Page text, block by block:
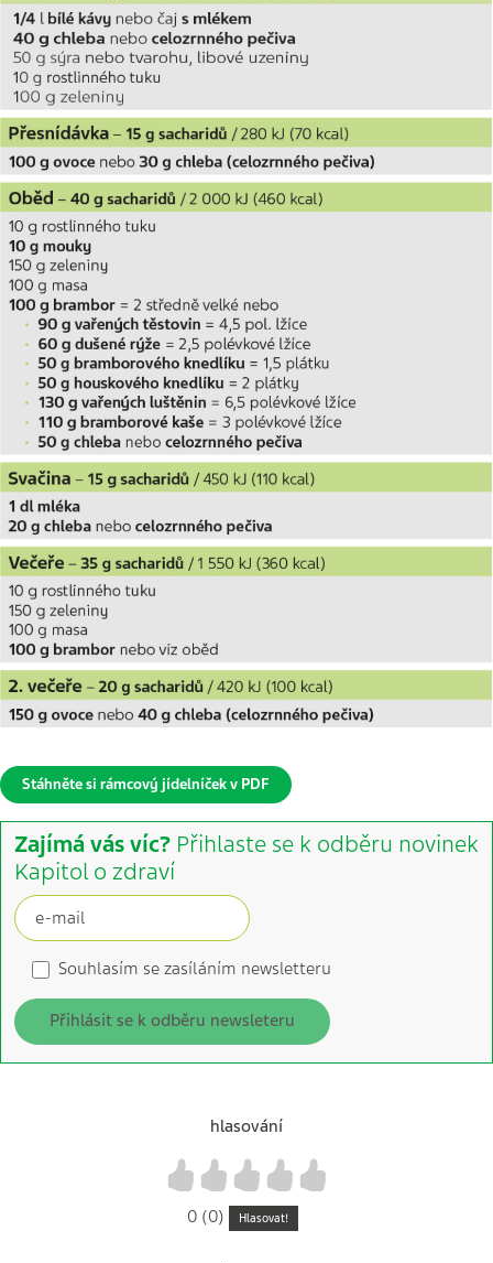
Stáhněte si rámcový jídelníček v PDF
Zajímá vás víc? Přihlaste se k odběru novinek
Kapitol o zdraví
Souhlasím se zasíláním newsletteru
Přihlásit se k odběru newsleteru
hlasování
4
3
2
1
0 (0) Hlasovat!